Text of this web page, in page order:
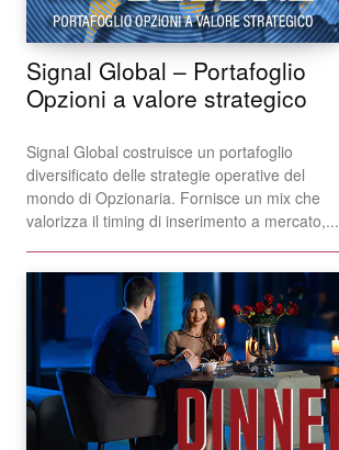
Signal Global – Portafoglio
Opzioni a valore strategico
Signal Global costruisce un portafoglio
diversificato delle strategie operative del
mondo di Opzionaria. Fornisce un mix che
valorizza il timing di inserimento a mercato,...